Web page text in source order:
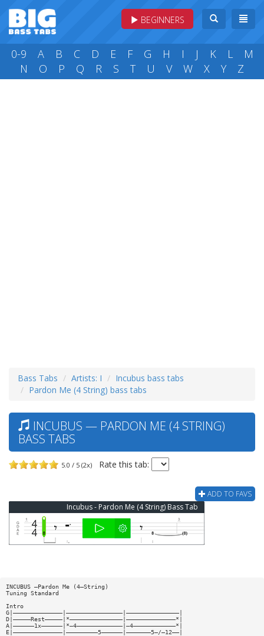
BEGINNERS
0-9 A B C D E F G H I J K L
M
N
O P Q R S T U V W X Y Z
Bass Tabs Artists: I
Incubus bass tabs
Pardon Me (4 String) bass tabs
INCUBUS — PARDON ME (4 STRING)
BASS TABS
5.0 / 5 (2x) Rate this tab:
ADD TO FAVS
Incubus - Pardon Me (4 String) Bass Tab
INCUBUS —Pardon Me (4—String)
Tuning Standard
Intro
G|——————————————|————————————————|———————————————|
D|—————Rest—————|*———————————————|——————————————*|
A|——————1x——————|*—4—————————————|—4————————————*|
E|——————————————|—————————5——————|———————5—/—12——|